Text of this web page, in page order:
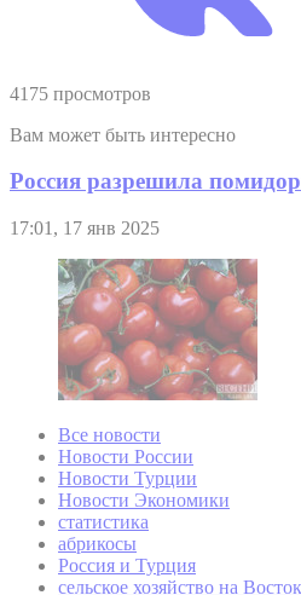
4175 просмотров
Вам может быть интересно
Россия разрешила
17:01, 17 янв 2025
Все новости
Новости России
Новости Турции
Новости Экономики
статистика
абрикосы
Россия и Турция
сельское хозяйство на